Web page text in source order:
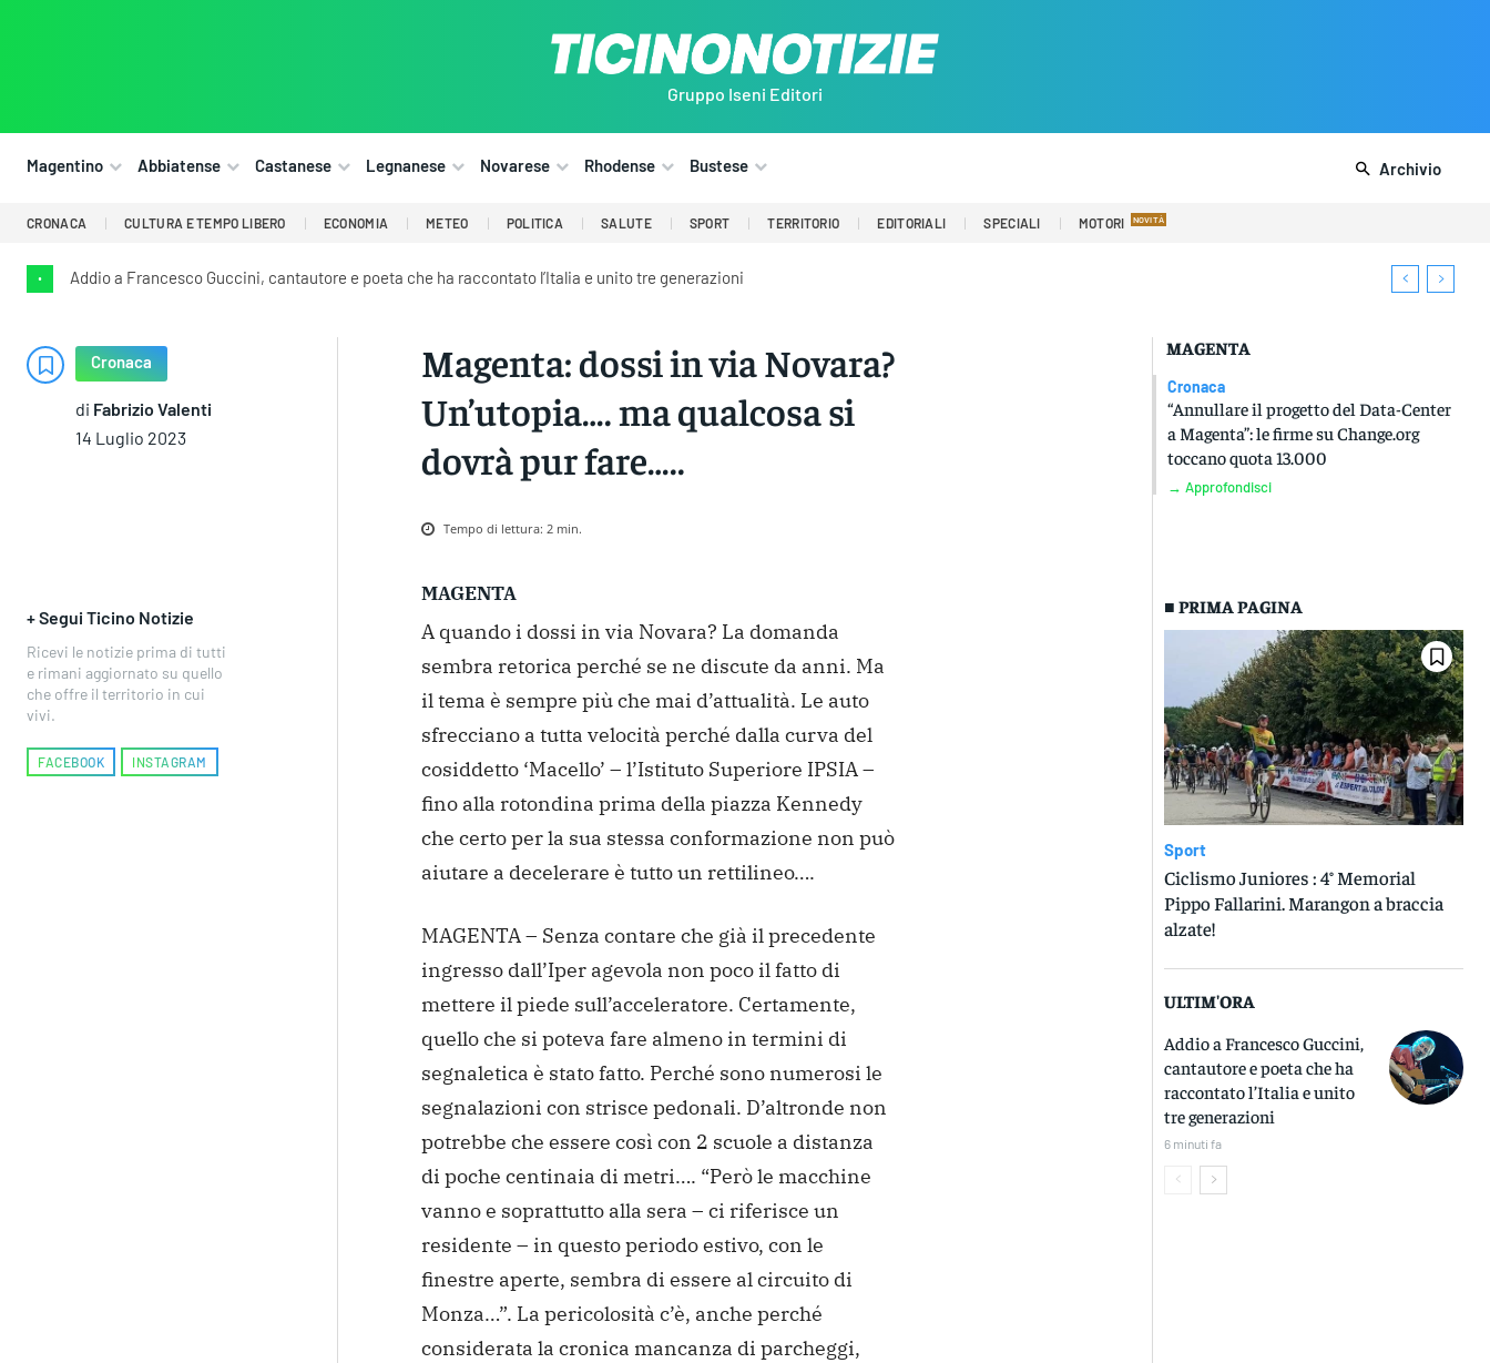
Gruppo Iseni Editori
Magentino Abbiatense Castanese Legnanese Novarese Rhodense Bustese Archivio
CRONACA CULTURA E TEMPO LIBERO ECONOMIA METEO POLITICA SALUTE SPORT TERRITORIO EDITORIALI SPECIALI MOTORI
• Addio a Francesco Guccini, cantautore e poeta che ha raccontato l’Italia e unito tre generazioni
Cronaca
di Fabrizio Valenti
14 Luglio 2023
Magenta: dossi in via Novara?
Un’utopia…. ma qualcosa si
dovrà pur fare…..
Tempo di lettura: 2min.
MAGENTA
Cronaca
“Annullare il progetto del Data-Center
a Magenta”: le firme su Change.org
toccano quota 13.000
→ Approfondisci
+ Segui Ticino Notizie
Ricevi le notizie prima di tutti
e rimani aggiornato su quello
che offre il territorio in cui
vivi.
FACEBOOK INSTAGRAM
MAGENTA
A quando i dossi in via Novara? La domanda
sembra retorica perché se ne discute da anni. Ma
il tema è sempre più che mai d’attualità. Le auto
sfrecciano a tutta velocità perché dalla curva del
cosiddetto ‘Macello’ – l’Istituto Superiore IPSIA –
fino alla rotondina prima della piazza Kennedy
che certo per la sua stessa conformazione non può
aiutare a decelerare è tutto un rettilineo….
MAGENTA – Senza contare che già il precedente
ingresso dall’Iper agevola non poco il fatto di
mettere il piede sull’acceleratore. Certamente,
quello che si poteva fare almeno in termini di
segnaletica è stato fatto. Perché sono numerosi le
segnalazioni con strisce pedonali. D’altronde non
potrebbe che essere così con 2 scuole a distanza
di poche centinaia di metri…. “Però le macchine
vanno e soprattutto alla sera – ci riferisce un
residente – in questo periodo estivo, con le
finestre aperte, sembra di essere al circuito di
Monza…”. La pericolosità c’è, anche perché
considerata la cronica mancanza di parcheggi,
■ PRIMA PAGINA
Sport
Ciclismo Juniores : 4° Memorial
Pippo Fallarini. Marangon a braccia
alzate!
ULTIM'ORA
Addio a Francesco Guccini,
cantautore e poeta che ha
raccontato l’Italia e unito
tre generazioni
6 minuti fa